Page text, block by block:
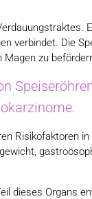
verbindet. Die
zu
Risikofaktoren
dieses Organs